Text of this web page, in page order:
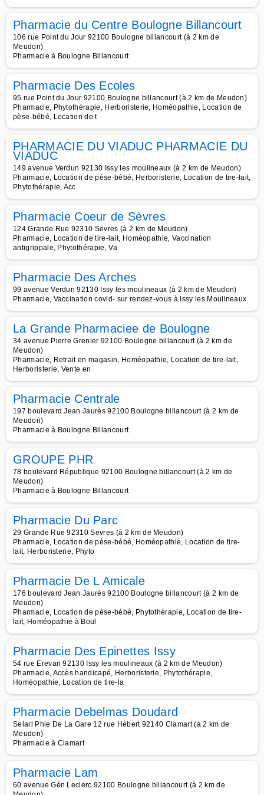
Pharmacie du Centre Boulogne Billancourt
106 rue Point du Jour 92100 Boulogne billancourt (à 2 km de
Meudon)
Pharmacie à Boulogne Billancourt
Pharmacie Des Ecoles
95 rue Point du Jour 92100 Boulogne billancourt (à 2 km de Meudon)
Pharmacie, Phytothérapie, Herboristerie, Homéopathie, Location de
pèse-bébé, Location de t
PHARMACIE DU VIADUC PHARMACIE DU
VIADUC
149 avenue Verdun 92130 Issy les moulineaux (à 2 km de Meudon)
Pharmacie, Location de pèse-bébé, Herboristerie, Location de tire-lait,
Phytothérapie, Acc
Pharmacie Coeur de Sèvres
124 Grande Rue 92310 Sevres (à 2 km de Meudon)
Pharmacie, Location de tire-lait, Homéopathie, Vaccination
antigrippale, Phytothérapie, Va
Pharmacie Des Arches
99 avenue Verdun 92130 Issy les moulineaux (à 2 km de Meudon)
Pharmacie, Vaccination covid- sur rendez-vous à Issy les Moulineaux
La Grande Pharmaciee de Boulogne
34 avenue Pierre Grenier 92100 Boulogne billancourt (à 2 km de
Meudon)
Pharmacie, Retrait en magasin, Homéopathie, Location de tire-lait,
Herboristerie, Vente en
Pharmacie Centrale
197 boulevard Jean Jaurès 92100 Boulogne billancourt (à 2 km de
Meudon)
Pharmacie à Boulogne Billancourt
GROUPE PHR
78 boulevard République 92100 Boulogne billancourt (à 2 km de
Meudon)
Pharmacie à Boulogne Billancourt
Pharmacie Du Parc
29 Grande Rue 92310 Sevres (à 2 km de Meudon)
Pharmacie, Location de pèse-bébé, Homéopathie, Location de tire-
lait, Herboristerie, Phyto
Pharmacie De L Amicale
176 boulevard Jean Jaurès 92100 Boulogne billancourt (à 2 km de
Meudon)
Pharmacie, Location de pèse-bébé, Phytothérapie, Location de tire-
lait, Homéopathie à Boul
Pharmacie Des Epinettes Issy
54 rue Erevan 92130 Issy les moulineaux (à 2 km de Meudon)
Pharmacie, Accès handicapé, Herboristerie, Phytothérapie,
Homéopathie, Location de tire-la
Pharmacie Debelmas Doudard
Selarl Phie De La Gare 12 rue Hébert 92140 Clamart (à 2 km de
Meudon)
Pharmacie à Clamart
Pharmacie Lam
60 avenue Gén Leclerc 92100 Boulogne billancourt (à 2 km de